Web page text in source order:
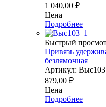
1 040,00 ₽
Цена
Подробнее
Быстрый
Привязь
безлямочная
Артикул: Выс103
879,00 ₽
Цена
Подробнее